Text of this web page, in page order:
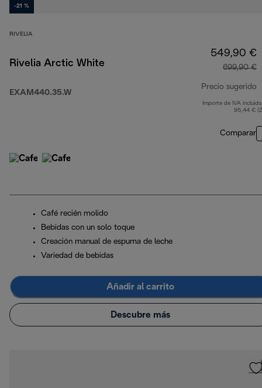
-21 %
RIVELIA
Rivelia Arctic White
EXAM440.35.W
549,90 €
699,90 €
Precio sugerido
Importe de IVA
95,44 €
Comparar
Café recién molido
Bebidas con un solo toque
Creación manual de espuma de leche
Variedad de bebidas
Añadir al carrito
Descubre más